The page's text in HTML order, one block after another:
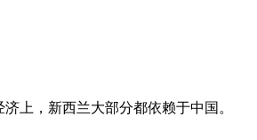
上，新西兰大部分都依赖于中国。